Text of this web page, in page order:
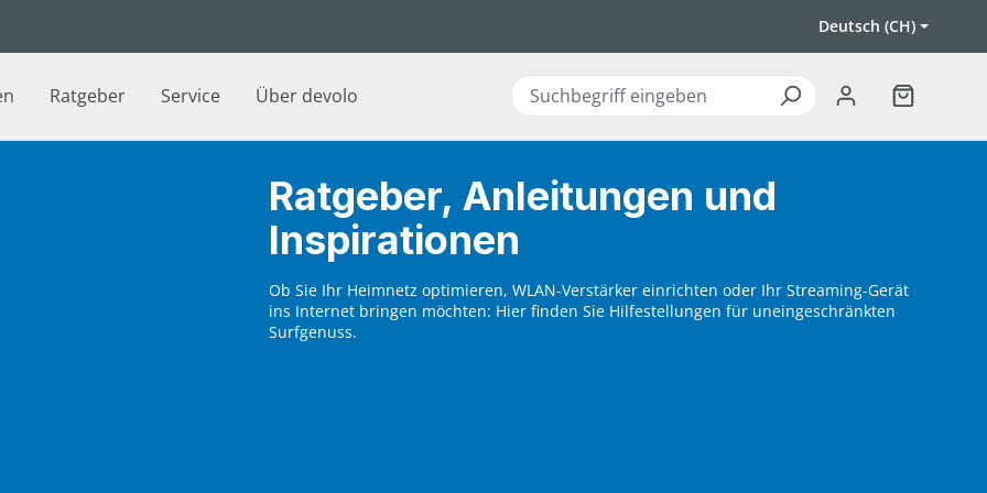
Deutsch (CH)
Ratgeber Service Über devolo
Ratgeber, Anleitungen und
Inspirationen
Ob Sie Ihr Heimnetz optimieren, WLAN-Verstärker einrichten oder Ihr Streaming-Gerät
ins Internet bringen möchten: Hier finden Sie Hilfestellungen für uneingeschränkten
Surfgenuss.